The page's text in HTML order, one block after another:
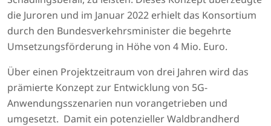
die Juroren und im Januar 2022 erhielt das Konsortium
durch den Bundesverkehrsminister die begehrte
Umsetzungs­förderung in Höhe von 4 Mio. Euro.
Über einen Projektzeitraum von drei Jahren wird das
prämierte Konzept zur Entwicklung von 5G-
Anwendungsszenarien nun vorangetrieben und
umgesetzt. Damit ein potenzieller Waldbrandherd